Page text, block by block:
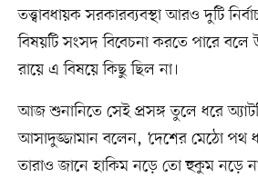
তত্ত্বাবধায়ক সরকারব্যবস্থা আরও দুটি
বিষয়টি সংসদ বিবেচনা করতে পারে বলে
রায়ে এ বিষয়ে কিছু ছিল না।
আজ শুনানিতে সেই প্রসঙ্গ তুলে ধরে
আসাদুজ্জামান বলেন, ‘দেশের মেঠো পথ
তারাও জানে হাকিম নড়ে তো হুকুম নড়ে